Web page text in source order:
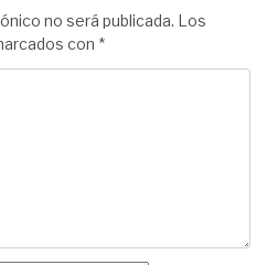
no será publicada. Los
con *